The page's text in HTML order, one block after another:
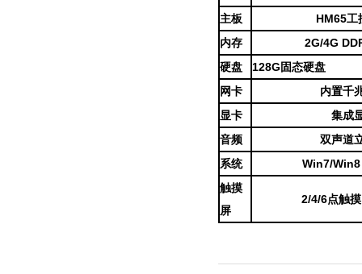
主板
HM65工
内存
2G/4G
硬盘
128G固态硬盘
网卡
内置千
显卡
集成
音频
双声道
系统
Win7/Win8
触摸
屏
2/4/6点触